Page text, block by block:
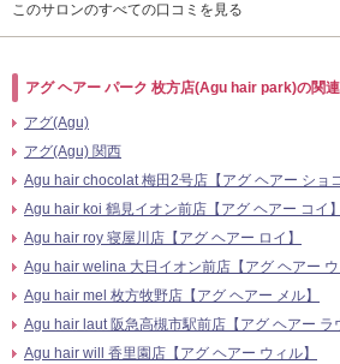
このサロンのすべての口コミを見る
アグ ヘアー パーク 枚方店(Agu hair park)の関
アグ(Agu)
アグ(Agu) 関西
Agu hair chocolat 梅田2号店【アグ ヘアー ショコ
Agu hair koi 鶴見イオン前店【アグ ヘアー コイ】
Agu hair roy 寝屋川店【アグ ヘアー ロイ】
Agu hair welina 大日イオン前店【アグ ヘアー ウ
Agu hair mel 枚方牧野店【アグ ヘアー メル】
Agu hair laut 阪急高槻市駅前店【アグ ヘアー ラ
Agu hair will 香里園店【アグ ヘアー ウィル】